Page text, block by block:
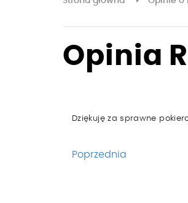
Opinia
Dziękuję za sprawne
Poprzednia